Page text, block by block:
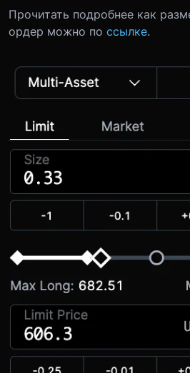
Прочитать подробнее как
ордер можно по ссылке.